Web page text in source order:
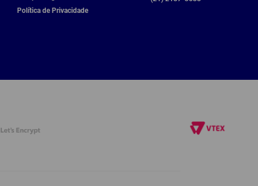
Política de Privacidade